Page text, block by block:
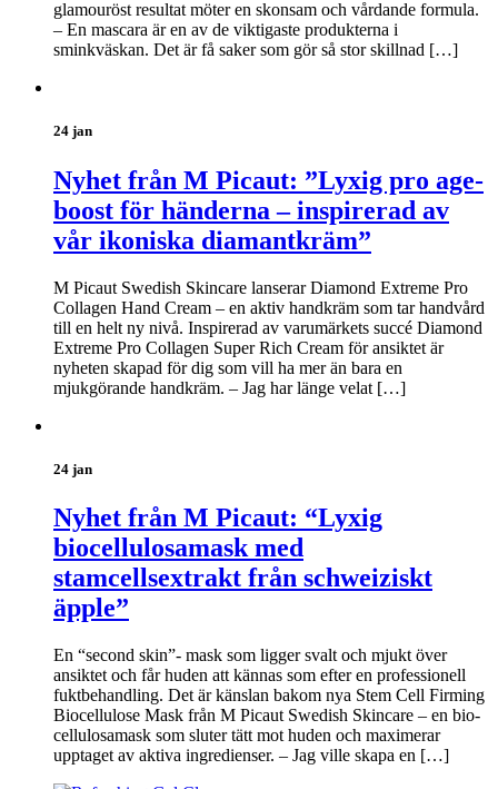
glamouröst resultat möter en skonsam och vårdande formula.
– En mascara är en av de viktigaste produkterna i
sminkväskan. Det är få saker som gör så stor skillnad […]
24 jan
Nyhet från M Picaut: ”Lyxig pro age-
boost för händerna – inspirerad av
vår ikoniska diamantkräm”
M Picaut Swedish Skincare lanserar Diamond Extreme Pro
Collagen Hand Cream – en aktiv handkräm som tar handvård
till en helt ny nivå. Inspirerad av varumärkets succé Diamond
Extreme Pro Collagen Super Rich Cream för ansiktet är
nyheten skapad för dig som vill ha mer än bara en
mjukgörande handkräm. – Jag har länge velat […]
24 jan
Nyhet från M Picaut: “Lyxig
biocellulosamask med
stamcellsextrakt från schweiziskt
äpple”
En “second skin”- mask som ligger svalt och mjukt över
ansiktet och får huden att kännas som efter en professionell
fuktbehandling. Det är känslan bakom nya Stem Cell Firming
Biocellulose Mask från M Picaut Swedish Skincare – en bio-
cellulosamask som sluter tätt mot huden och maximerar
upptaget av aktiva ingredienser. – Jag ville skapa en […]